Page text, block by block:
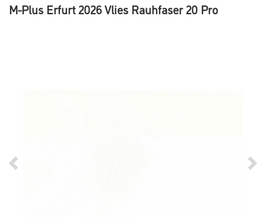
M-Plus Erfurt 2026 Vlies Rauhfaser 20 Pro